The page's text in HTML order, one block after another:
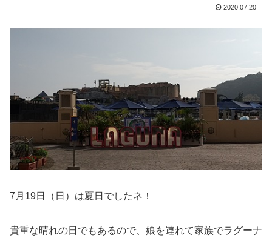
2020.07.20
7月19日（日）は夏日でしたネ！
貴重な晴れの日でもあるので、娘を連れて家族でラグーナ